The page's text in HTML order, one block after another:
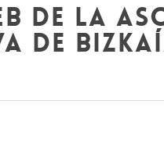
de la
de